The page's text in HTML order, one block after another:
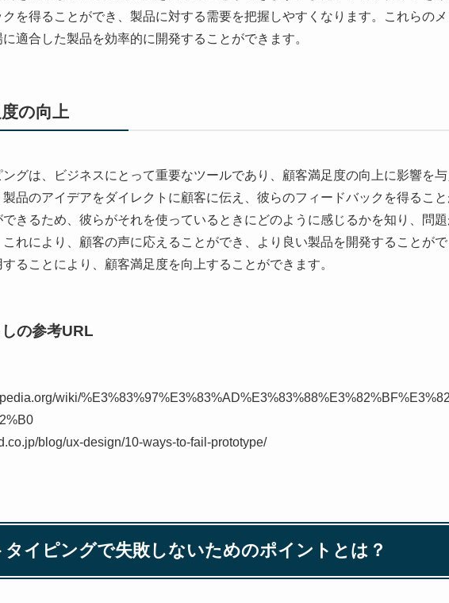
クを得ることができ、製品に対する需要を把握しやすくなります。これらの
適合した製品を効率的に開発することができます。
の向上
グは、ビジネスにとって重要なツールであり、顧客満足度の向上に影響を
品のアイデアをダイレクトに顧客に伝え、彼らのフィードバックを得るこ
できるため、彼らがそれを使っているときにどのように感じるかを知り、問
れにより、顧客の声に応えることができ、より良い製品を開発することが
することにより、顧客満足度を向上することができます。
の参考URL
wiki/
blog/ux-design/10-ways-to-fail-prototype/
タイピングで失敗しないためのポイントとは？